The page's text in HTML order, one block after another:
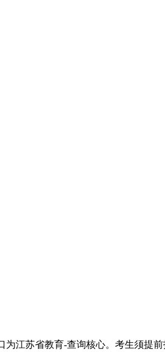
苏省教育-查询核心。考生须提